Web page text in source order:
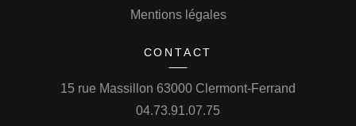
Mentions légales
CONTACT
15 rue Massillon 63000 Clermont-Ferrand
04.73.91.07.75